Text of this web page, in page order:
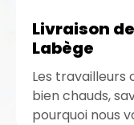
Livraison
Labège
Les travailleurs
bien chauds,
pourquoi nous